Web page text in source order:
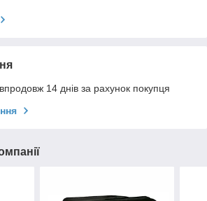
14 днів за рахунок покупця